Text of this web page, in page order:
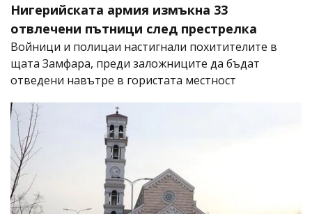
Нигерийската армия измъкна 33
отвлечени пътници след престрелка
Войници и полицаи настигнали похитителите в
щата Замфара, преди заложниците да бъдат
отведени навътре в гористата местност